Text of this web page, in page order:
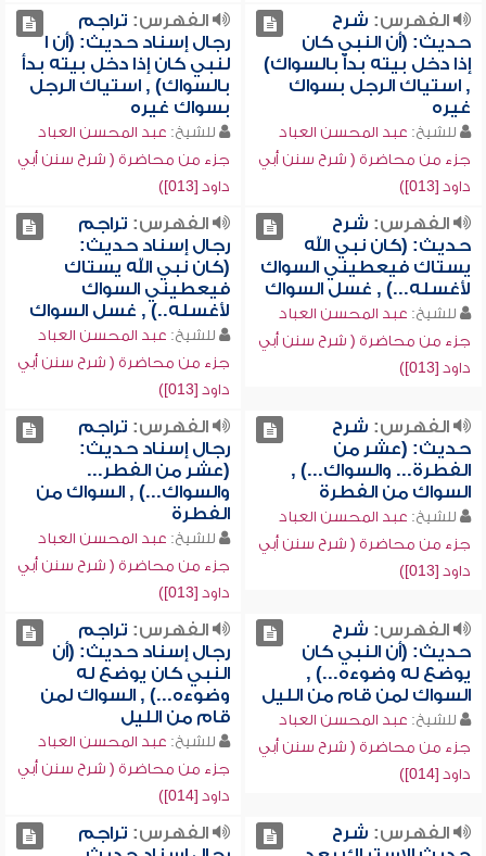
الفهرس: شرح
حديث: (أن النبي كان
إذا دخل بيته بدأ بالسواك)
, استياك الرجل بسواك
غيره
للشيخ: عبد المحسن العباد
جزء من محاضرة ( شرح سنن أبي
داود [013])
الفهرس: تراجم
رجال إسناد حديث: (أن ا
لنبي كان إذا دخل بيته بدأ
بالسواك) , استياك الرجل
بسواك غيره
للشيخ: عبد المحسن العباد
جزء من محاضرة ( شرح سنن أبي
داود [013])
الفهرس: شرح
حديث: (كان نبي الله
يستاك فيعطيني السواك
لأغسله...) , غسل السواك
للشيخ: عبد المحسن العباد
جزء من محاضرة ( شرح سنن أبي
داود [013])
الفهرس: تراجم
رجال إسناد حديث:
(كان نبي الله يستاك
فيعطيني السواك
لأغسله..) , غسل السواك
للشيخ: عبد المحسن العباد
جزء من محاضرة ( شرح سنن أبي
داود [013])
الفهرس: شرح
حديث: (عشر من
الفطرة... والسواك...) ,
السواك من الفطرة
للشيخ: عبد المحسن العباد
جزء من محاضرة ( شرح سنن أبي
داود [013])
الفهرس: تراجم
رجال إسناد حديث:
(عشر من الفطر...
والسواك...) , السواك من
الفطرة
للشيخ: عبد المحسن العباد
جزء من محاضرة ( شرح سنن أبي
داود [013])
الفهرس: شرح
حديث: (أن النبي كان
يوضع له وضوءه...) ,
السواك لمن قام من الليل
للشيخ: عبد المحسن العباد
جزء من محاضرة ( شرح سنن أبي
داود [014])
الفهرس: تراجم
رجال إسناد حديث: (أن
النبي كان يوضع له
وضوءه...) , السواك لمن
قام من الليل
للشيخ: عبد المحسن العباد
جزء من محاضرة ( شرح سنن أبي
داود [014])
الفهرس: شرح
الفهرس: تراجم